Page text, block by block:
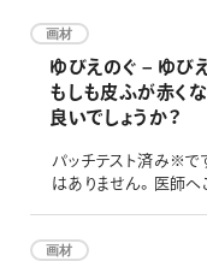
画材
ゆびえのぐ – ゆび
もしも皮ふが赤く
良いでしょうか？
パッチテスト済み※で
はありません。医師
画材